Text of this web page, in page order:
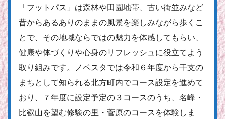
「フットパス」は森林や田園地帯、古い街並みなど
昔からあるありのままの風景を楽しみながら歩くこ
とで、その地域ならではの魅力を体感してもらい、
健康や体づくりや心身のリフレッシュに役立てよう
取り組みです。ノベスタでは令和６年度から干支の
まちとして知られる北方町内でコース設定を進めて
おり、７年度に設定予定の３コースのうち、名峰・
比叡山を望む修験の里・菅原のコースを体験しま